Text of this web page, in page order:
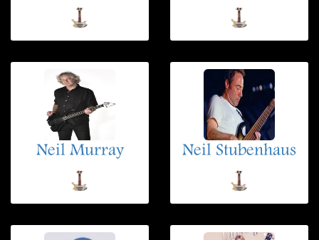
Neil Murray Neil Stubenhaus